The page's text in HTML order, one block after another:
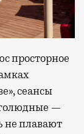
просторное
сеансы
—
не плавают